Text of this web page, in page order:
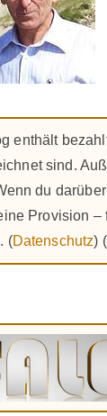
enthält
sind.
du
Provision –
(Datenschutz) (